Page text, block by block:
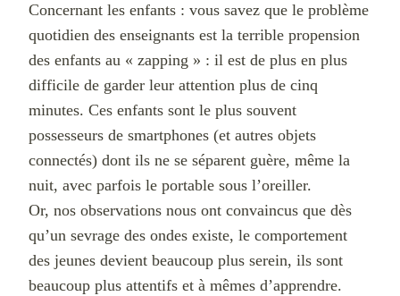
Concernant les enfants : vous savez que le problème
quotidien des enseignants est la terrible propension
des enfants au « zapping » : il est de plus en plus
difficile de garder leur attention plus de cinq
minutes. Ces enfants sont le plus souvent
possesseurs de smartphones (et autres objets
connectés) dont ils ne se séparent guère, même la
nuit, avec parfois le portable sous l’oreiller.
Or, nos observations nous ont convaincus que dès
qu’un sevrage des ondes existe, le comportement
des jeunes devient beaucoup plus serein, ils sont
beaucoup plus attentifs et à mêmes d’apprendre.